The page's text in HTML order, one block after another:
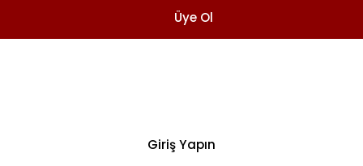
Üye Ol
Giriş Yapın